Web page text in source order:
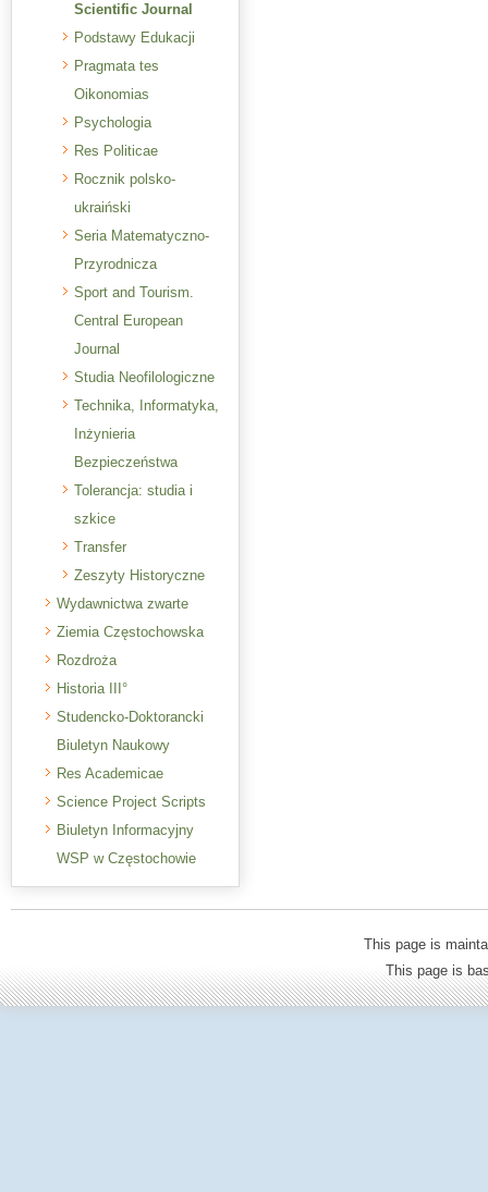
Scientific Journal
Podstawy Edukacji
Pragmata tes
Oikonomias
Psychologia
Res Politicae
Rocznik polsko-
ukraiński
Seria Matematyczno-
Przyrodnicza
Sport and Tourism.
Central European
Journal
Studia Neofilologiczne
Technika, Informatyka,
Inżynieria
Bezpieczeństwa
Tolerancja: studia i
szkice
Transfer
Zeszyty Historyczne
Wydawnictwa zwarte
Ziemia Częstochowska
Rozdroża
Historia III°
Studencko-Doktorancki
Biuletyn Naukowy
Res Academicae
Science Project Scripts
Biuletyn Informacyjny
WSP w Częstochowie
This page is
This page is